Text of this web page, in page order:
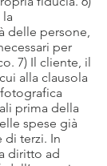
la
delle persone,
per
7) Il cliente, il
alla clausola
prima della
spese già
di terzi. In
diritto ad